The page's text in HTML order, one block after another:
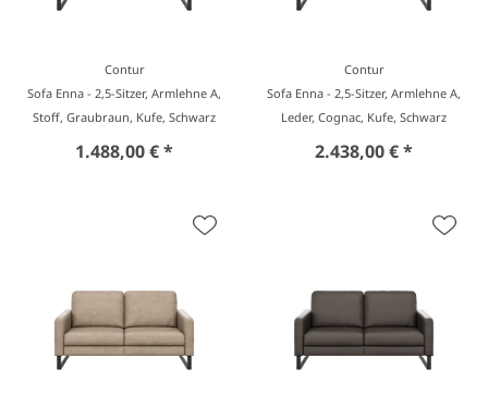
Contur
Sofa Enna - 2,5-Sitzer, Armlehne A,
Stoff, Graubraun, Kufe, Schwarz
1.488,00 € *
Contur
Sofa Enna - 2,5-Sitzer, Armlehne A,
Leder, Cognac, Kufe, Schwarz
2.438,00 € *